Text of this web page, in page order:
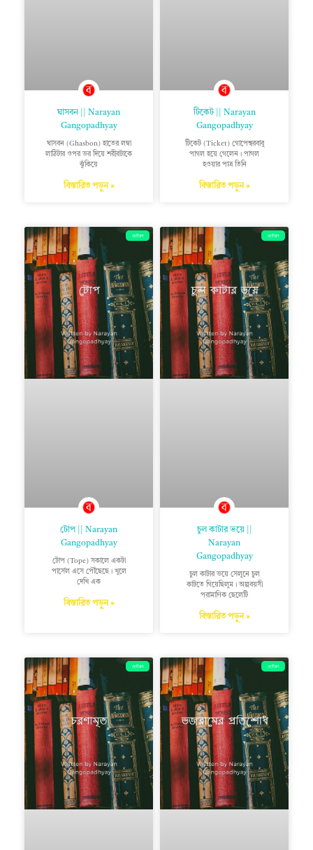
ঘাসবন || Narayan
Gangopadhyay
ঘাসবন (Ghasbon) হাতের লম্বা
লাঠিটার ওপর ভর দিয়ে শরীরটাকে
ঝুঁকিয়ে
বিস্তারিত পড়ুন »
টিকেট || Narayan
Gangopadhyay
টিকেট (Ticket) গোপেশ্বরবাবু
পাগল হয়ে গেলেন। পাগল
হওয়ার পাত্র তিনি
বিস্তারিত পড়ুন »
ছোটগল্প
টোপ || Narayan
Gangopadhyay
টোপ (Tope) সকালে একটা
পার্সেল এসে পৌঁছেছে। খুলে
দেখি এক
বিস্তারিত পড়ুন »
ছোটগল্প
চুল কাটার ভয়ে ||
Narayan
Gangopadhyay
চুল কাটার ভয়ে সেলুনে চুল
কাটতে গিয়েছিলুম। অল্পবয়সী
পরামাণিক ছেলেটি
বিস্তারিত পড়ুন »
ছোটগল্প ছোটগল্প